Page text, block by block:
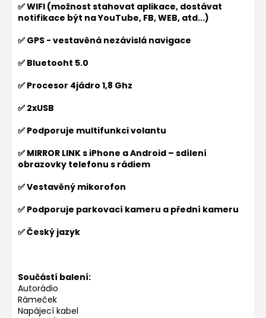
✅ WIFI (možnost stahovat aplikace, dostávat
notifikace být na YouTube, FB, WEB, atd...)
✅ GPS - vestavěná nezávislá navigace
✅ Bluetooht 5.0
✅ Procesor 4jádro 1,8 Ghz
✅ 2xUSB
✅ Podporuje multifunkci volantu
✅ MIRROR LINK s iPhone a Android – sdílení
obrazovky telefonu s rádiem
✅ Vestavěný mikorofon
✅ Podporuje parkovací kameru a přední kameru
✅ Český jazyk
Součástí balení:
Autorádio
Rámeček
Napájecí kabel